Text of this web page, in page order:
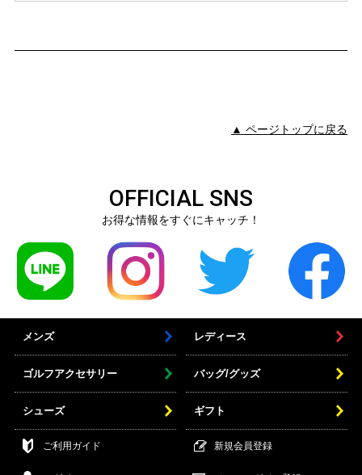
▲ ページトップに戻る
OFFICIAL SNS
お得な情報をすぐにキャッチ！
メンズ レディース
ゴルフアクセサリー バッグ/グッズ
シューズ ギフト
ご利用ガイド 新規会員登録